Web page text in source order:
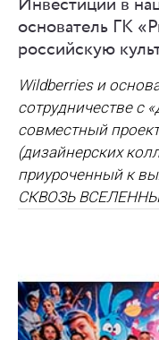
основатель ГК
российскую
Wildberries и
сотрудничестве с
совместный
(дизайнерских
приуроченный к
СКВОЗЬ